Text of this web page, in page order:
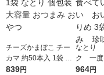
チーズかまぼこ チー
カマ 約50本入 1袋 な
とり 個包装 大容量 お
839円
なとり
ク 一度
だきた
964円